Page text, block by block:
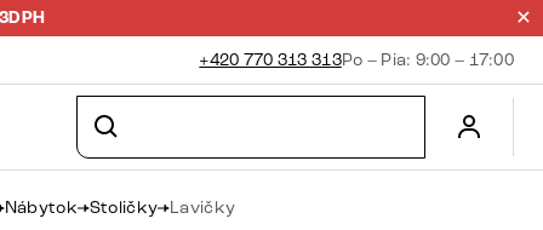
+420 770 313 313Po – Pia: 9:00 – 17:00
Nábytok Stoličky Lavičky